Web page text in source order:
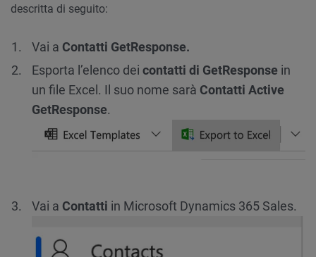
descritta di seguito:
Vai a Contatti GetResponse.
Esporta l’elenco dei contatti di GetResponse in
un file Excel. Il suo nome sarà Contatti Active
GetResponse.
Vai a Contatti in Microsoft Dynamics 365 Sales.